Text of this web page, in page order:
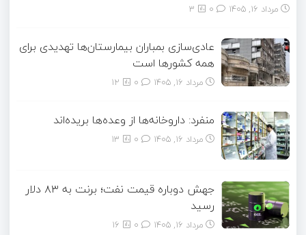
مرداد ۱۶, ۱۴۰۵ 3
عادی‌سازی بمباران بیمارستان‌ها تهدیدی برای
همه کشورها است
مرداد ۱۶, ۱۴۰۵ 12
منفرد: داروخانه‌ها از وعده‌ها بریده‌اند
مرداد ۱۶, ۱۴۰۵ 13
جهش دوباره قیمت نفت؛ برنت به ۸۳ دلار
رسید
مرداد ۱۶, ۱۴۰۵ 16